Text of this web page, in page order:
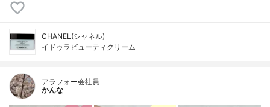
CHANEL(シャネル)
イドゥラビューティクリーム
アラフォー会社員
かんな